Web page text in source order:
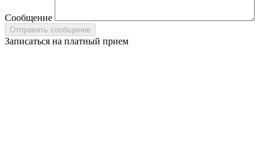
Сообщение
Записаться на платный прием